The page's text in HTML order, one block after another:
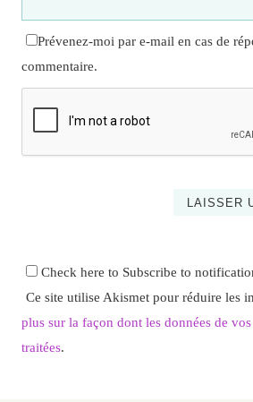
Prévenez-moi par e-mail en cas de
commentaire.
Check here to Subscribe to
Ce site utilise Akismet pour réduire les
plus sur la façon dont les données de
traitées.